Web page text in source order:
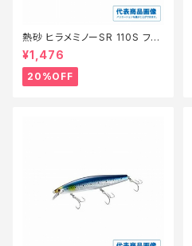
熱砂 ヒラメミノーSR 110S フラ
ッシュブースト XF−210W 【特
価ルアー】【20】
¥1,476
20%OFF